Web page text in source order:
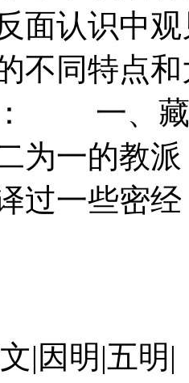
面认识中
不同特点
一、藏
为一的教
过一些密
|因明|五明|